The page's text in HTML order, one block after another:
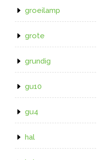
groeilamp
grote
grundig
gu10
gu4
hal